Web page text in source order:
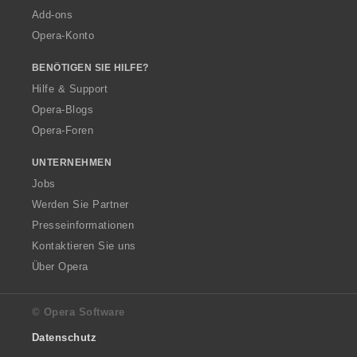
Add-ons
Opera-Konto
BENÖTIGEN SIE HILFE?
Hilfe & Support
Opera-Blogs
Opera-Foren
UNTERNEHMEN
Jobs
Werden Sie Partner
Presseinformationen
Kontaktieren Sie uns
Über Opera
© Opera Software
Datenschutz